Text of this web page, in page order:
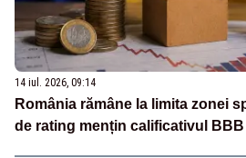
14 iul. 2026, 09:14
România rămâne la limita zonei
de rating mențin calificativul